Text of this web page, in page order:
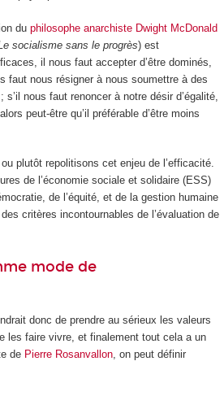
du philosophe anarchiste Dwight McDonald
socialisme sans le progrès) est
il nous faut accepter d’être dominés,
faut nous résigner à nous soumettre à des
nous faut renoncer à notre désir d’égalité,
peut-être qu’il préférable d’être moins
plutôt repolitisons cet enjeu de l’efficacité.
de l’économie sociale et solidaire (ESS)
de l’équité, et de la gestion humaine
critères incontournables de l’évaluation de
mode de
donc de prendre au sérieux les valeurs
les faire vivre, et finalement tout cela a un
de Pierre Rosanvallon, on peut définir